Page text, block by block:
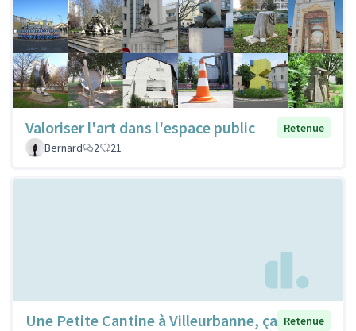
Valoriser l'art dans l'espace public
Retenue
Bernard
2 21
Une Petite Cantine à Villeurbanne, ça Retenue